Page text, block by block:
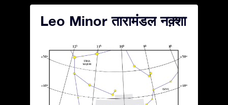
Leo Minor तारामंडल नक़्शा